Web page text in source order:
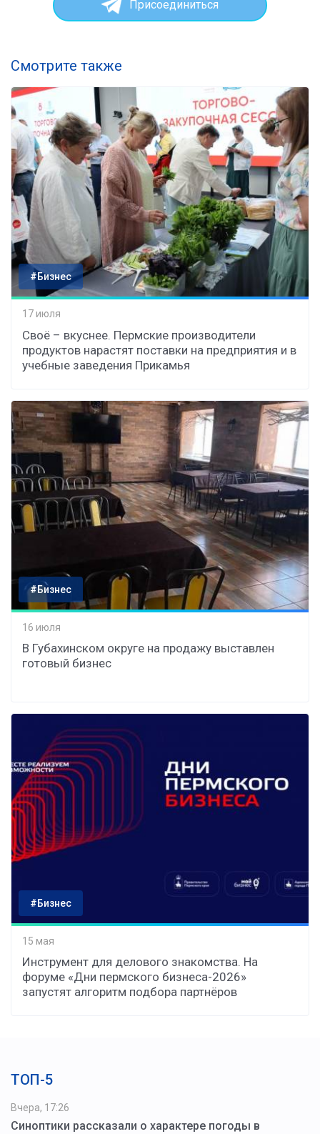
Присоединиться
Смотрите также
#Бизнес
17 июля
Своё – вкуснее. Пермские производители
продуктов нарастят поставки на предприятия и в
учебные заведения Прикамья
#Бизнес
16 июля
В Губахинском округе на продажу выставлен
готовый бизнес
#Бизнес
15 мая
Инструмент для делового знакомства. На
форуме «Дни пермского бизнеса-2026»
запустят алгоритм подбора партнёров
ТОП-5
Вчера, 17:26
Синоптики рассказали о характере погоды в